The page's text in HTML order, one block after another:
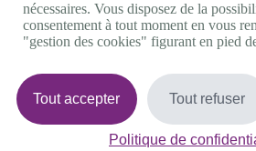
Linkedin
Facebook
Twitter
0 800 11 10 09Services & appel gratuits
Nous contacter
Plateforme de mise en contact LSF
Gestion des cookies
nécessaires. Vous disposez de la
consentement à tout moment en vous
"gestion des cookies" figurant en pied
Tout accepter Tout refuser
Politique de